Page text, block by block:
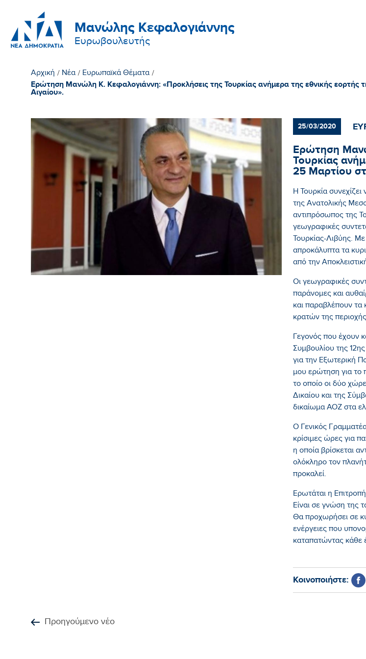
Μανώλης Κεφαλογιάννης
Ευρωβουλευτής
Αρχική / Νέα / Ευρωπαϊκά Θέματα /
Ερώτηση Μανώλη Κ. Κεφαλογιάννη: «Προκλήσεις της Τουρκίας ανήμερα της εθνικής εορτής
Αιγαίου».
25/03/2020
Ερώτηση
Τουρκίας
25 Μαρτίου
Η Τουρκία
της Ανατολικής
αντιπρόσωπος της
γεωγραφικές
Τουρκίας-Λιβύης.
απροκάλυπτα τα
από την
Οι γεωγραφικές
παράνομες και
και παραβλέπουν τα
κρατών της
Γεγονός που έχουν
Συμβουλίου της
για την Εξωτερική
μου ερώτηση για το
το οποίο οι δύο
Δικαίου και της
δικαίωμα ΑΟΖ στα
Ο Γενικός
κρίσιμες ώρες για
η οποία βρίσκεται
ολόκληρο τον
προκαλεί.
Ερωτάται η
Είναι σε γνώση της
Θα προχωρήσει σε
ενέργειες που
καταπατώντας κάθε
Κοινοποιήστε:
Προηγούμενο νέο